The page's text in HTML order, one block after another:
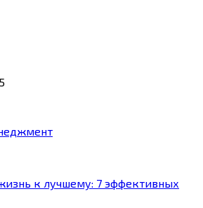
к лучшему: 7 эффективных